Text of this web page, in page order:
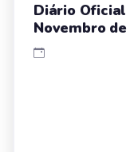
Diário Oficial
Novembro